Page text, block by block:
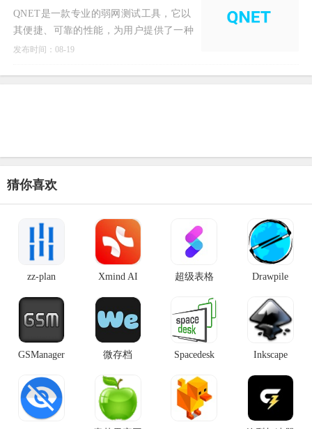
QNET是一款专业的弱网测试工具，它以
其便捷、可靠的性能，为用户提供了一种
功能完善的弱网模拟服务。
发布时间：08-19
猜你喜欢
zz-plan Xmind AI 超级表格 Drawpile
GSManager 微存档 Spacedesk Inkscape